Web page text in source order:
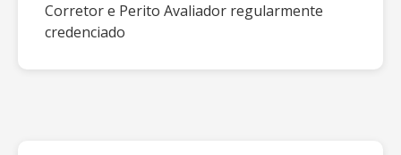
Corretor e Perito Avaliador regularmente
credenciado